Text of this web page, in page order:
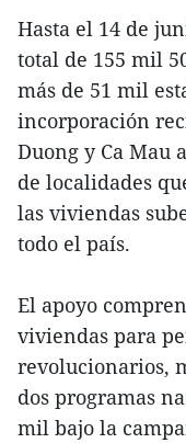
Hasta el 14 de
total de 155 mil
más de 51 mil
incorporación
Duong y Ca Mau
de localidades
las viviendas
todo el país.
El apoyo
viviendas para
revolucionarios,
dos programas
mil bajo la